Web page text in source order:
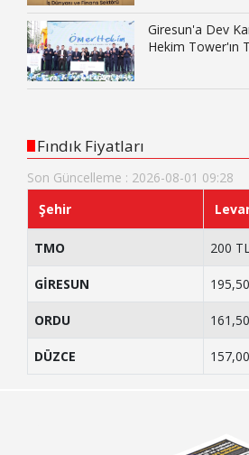
Giresun'a Dev
Hekim Tower'ın
Fındık Fiyatları
Son Güncelleme : 2026-08-01 09:28
Şehir
TMO 200
GİRESUN
ORDU
DÜZCE